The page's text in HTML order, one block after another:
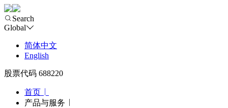
Search
Global
简体中文
English
股票代码 688220
首页
产品与服务